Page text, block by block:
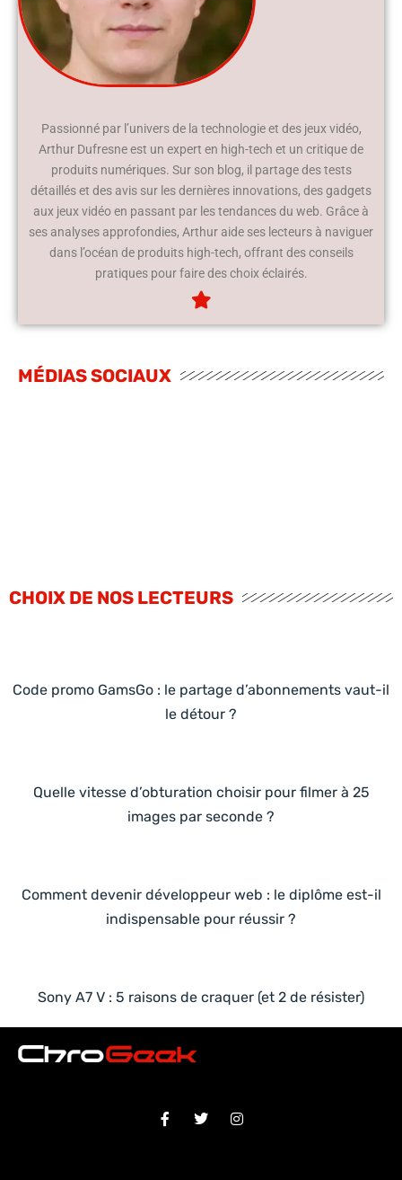
Passionné par l’univers de la technologie et des jeux vidéo,
Arthur Dufresne est un expert en high-tech et un critique de
produits numériques. Sur son blog, il partage des tests
détaillés et des avis sur les dernières innovations, des gadgets
aux jeux vidéo en passant par les tendances du web. Grâce à
ses analyses approfondies, Arthur aide ses lecteurs à naviguer
dans l’océan de produits high-tech, offrant des conseils
pratiques pour faire des choix éclairés.
MÉDIAS SOCIAUX
CHOIX DE NOS LECTEURS
Code promo GamsGo : le partage d’abonnements vaut-il
le détour ?
Quelle vitesse d’obturation choisir pour filmer à 25
images par seconde ?
Comment devenir développeur web : le diplôme est-il
indispensable pour réussir ?
Sony A7 V : 5 raisons de craquer (et 2 de résister)